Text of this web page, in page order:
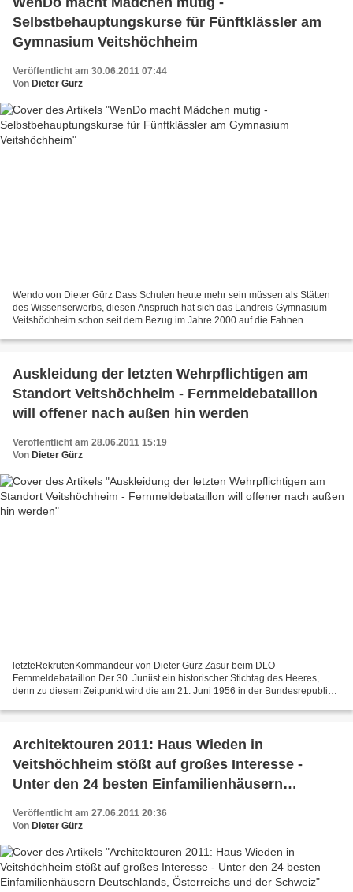
Selbstbehauptungskurse für Fünftklässler am
Gymnasium Veitshöchheim
Veröffentlicht am 30.06.2011 07:44
Von Dieter Gürz
Wendo von Dieter Gürz Dass Schulen heute mehr sein müssen als Stätten
des Wissenserwerbs, diesen Anspruch hat sich das Landreis-Gymnasium
Veitshöchheim schon seit dem Bezug im Jahre 2000 auf die Fahnen
Auskleidung der letzten Wehrpflichtigen am
Standort Veitshöchheim - Fernmeldebataillon
will offener nach außen hin werden
Veröffentlicht am 28.06.2011 15:19
Von Dieter Gürz
letzteRekrutenKommandeur von Dieter Gürz Zäsur beim DLO-
Fernmeldebataillon Der 30. Juniist ein historischer Stichtag des Heeres,
denn zu diesem Zeitpunkt wird die am 21. Juni 1956 in der Bundesrepublik
Architektouren 2011: Haus Wieden in
Veitshöchheim stößt auf großes Interesse -
Unter den 24 besten Einfamilienhäusern
Veröffentlicht am 27.06.2011 20:36
Von Dieter Gürz